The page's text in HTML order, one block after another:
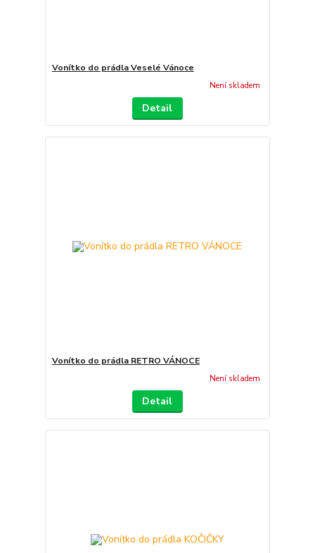
Vonítko do prádla Veselé Vánoce
Není skladem
Detail
Vonítko do prádla RETRO VÁNOCE
Není skladem
Detail